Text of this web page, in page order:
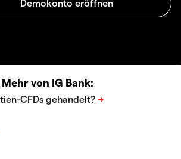
Mehr von IG Bank: